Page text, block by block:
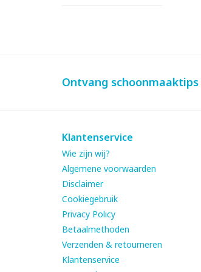
Ontvang
Klantenservice
Wie zijn wij?
Algemene voorwaarden
Disclaimer
Cookiegebruik
Privacy Policy
Betaalmethoden
Verzenden & retourneren
Klantenservice